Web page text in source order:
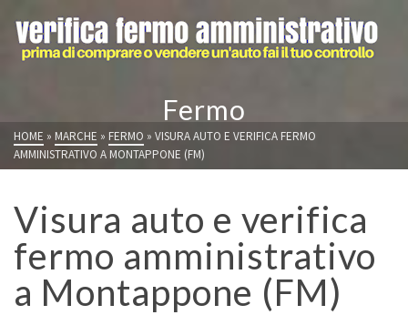
Fermo
HOME » MARCHE » FERMO » VISURA AUTO E VERIFICA FERMO
AMMINISTRATIVO A MONTAPPONE (FM)
Visura auto e verifica
fermo amministrativo
a Montappone (FM)